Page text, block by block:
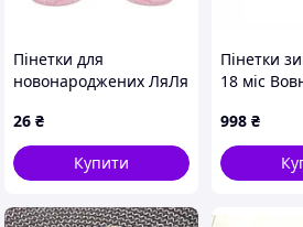
Пінетки для
новонароджених ЛяЛя
Рожевий 19ВЛ002_8-01
56-62
26 ₴
Купити
Пінетки
18 міс
998 ₴